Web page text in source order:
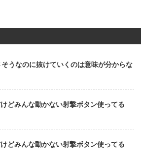
うなのに抜けていくのは意味が分からな
どみんな動かない射撃ボタン使ってる
どみんな動かない射撃ボタン使ってる